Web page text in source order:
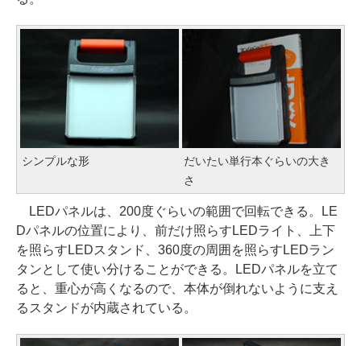
シンプルな形
だいたい単行本ぐらいの大き
さ
LEDパネルは、200度ぐらいの範囲で回転できる。LE
Dパネルの位置により、前だけ照らすLEDライト、上下
を照らすLEDスタンド、360度の周囲を照らすLEDラン
タンとして使い分けることができる。LEDパネルを立て
ると、重心が高くなるので、本体が倒れないように支え
るスタンドが内蔵されている。